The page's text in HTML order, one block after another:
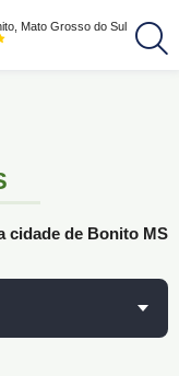
Mato Grosso do Sul
cidade de Bonito MS